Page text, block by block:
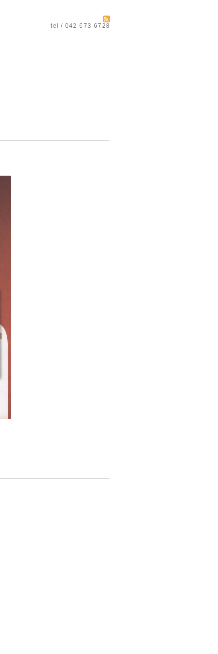
tel / 042-673-6728